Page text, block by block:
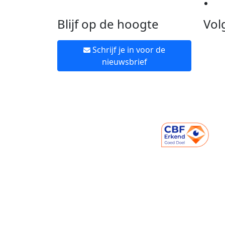
Blijf op de hoogte
Schrijf je in voor de
nieuwsbrief